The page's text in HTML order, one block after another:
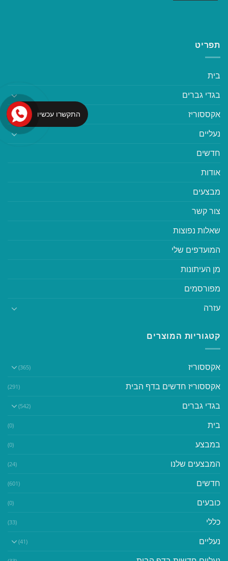
תפריט
בית
בגדי גברים
אקססוריז
נעליים
חדשים
אודות
מבצעים
צור קשר
שאלות נפוצות
המועדפים שלי
מן העיתונות
מפורסמים
עזרה
קטגוריות המוצרים
אקססוריז (365)
אקססוריז חדשים בדף הבית (291)
בגדי גברים (542)
בית (0)
במבצע (0)
המבצעים שלנו (24)
חדשים (601)
כובעים (0)
כללי (33)
נעליים (41)
התקשרו עכשיו